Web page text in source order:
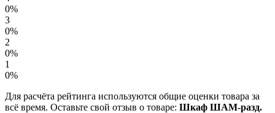
0%
3
0%
2
0%
1
0%
Для расчёта рейтинга используются общие оценки товара за
всё время. Оставьте свой отзыв о товаре: Шкаф ШАМ-разд.